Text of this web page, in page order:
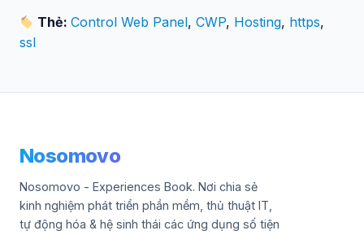
Thẻ:Control Web Panel,CWP, Hosting, https,
ssl
Nosomovo
Nosomovo - Experiences Book. Nơi chia sẻ
kinh nghiệm phát triển phần mềm, thủ thuật IT,
tự động hóa & hệ sinh thái các ứng dụng số tiện